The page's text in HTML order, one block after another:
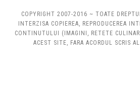
COPYRIGHT 2007-2016 ~ TOATE
INTERZISA COPIEREA, REPRODUCEREA
CONTINUTULUI (IMAGINI, RETETE
ACEST SITE, FARA ACORDUL SCRIS